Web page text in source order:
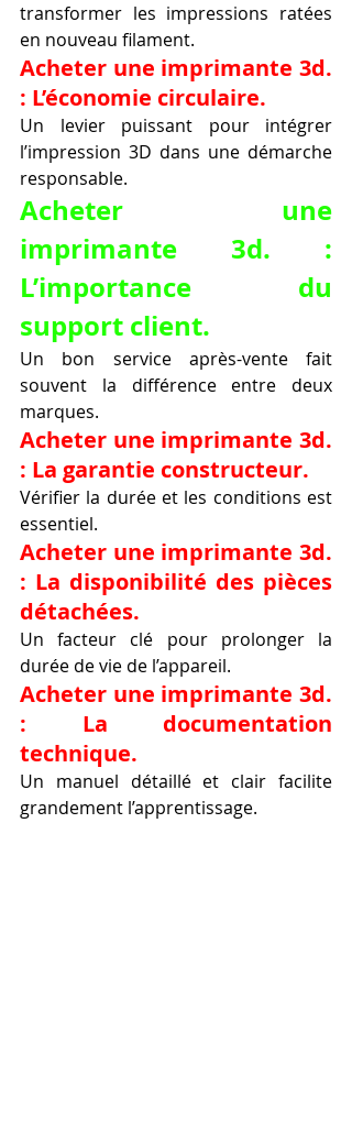
transformer les impressions ratées
en nouveau filament.
Acheter une imprimante 3d.
: L’économie circulaire.
Un levier puissant pour intégrer
l’impression 3D dans une démarche
responsable.
Acheter une
imprimante 3d. :
L’importance du
support client.
Un bon service après-vente fait
souvent la différence entre deux
marques.
Acheter une imprimante 3d.
: La garantie constructeur.
Vérifier la durée et les conditions est
essentiel.
Acheter une imprimante 3d.
: La disponibilité des pièces
détachées.
Un facteur clé pour prolonger la
durée de vie de l’appareil.
Acheter une imprimante 3d.
: La documentation
technique.
Un manuel détaillé et clair facilite
grandement l’apprentissage.